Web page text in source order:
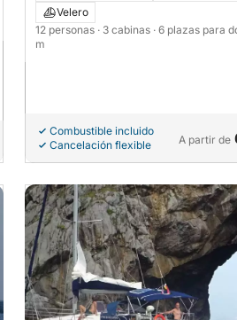
Velero
12 personas · 3 cabinas · 6 plazas para
m
Combustible incluido
Cancelación flexible
A partir de